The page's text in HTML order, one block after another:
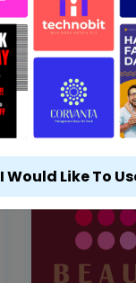
I Would Like To